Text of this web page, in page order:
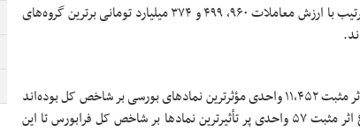
گروه بانک، فلزات اساسی و خودرو به ترتیب با ارزش معاملات ۹۶۰، ۴۹۹ و ۳۷۴ میلیارد تومانی برترین گروه‌های
و فولاد با مجموع اثر مثبت ۱۱,۴۵۲ واحدی مؤثرترین نمادهای بورسی بر شاخص کل بوده‌اند
تأثیرتریننمادها بر شاخص کلفرابورستا این